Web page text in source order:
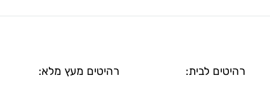
רהיטים לבית: רהיטים מעץ מלא: